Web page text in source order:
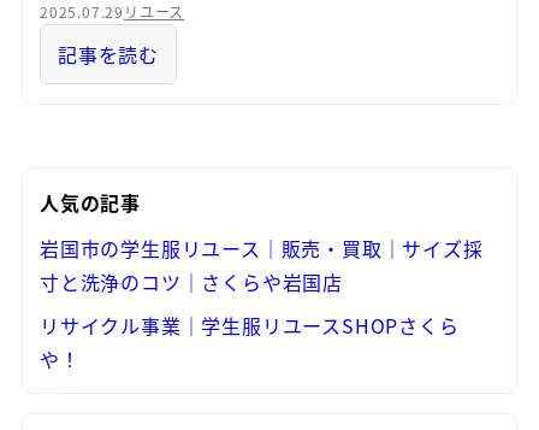
2025.07.29 リユース
記事を読む
人気の記事
岩国市の学生服リユース｜販売・買取｜サイズ採
寸と洗浄のコツ｜さくらや岩国店
リサイクル事業｜学生服リユースSHOPさくら
や！